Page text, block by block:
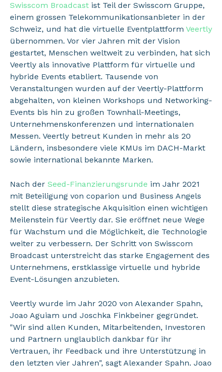
Swisscom Broadcast ist Teil der Swisscom Gruppe,
einem grossen Telekommunikationsanbieter in der
Schweiz, und hat die virtuelle Eventplattform Veertly
übernommen. Vor vier Jahren mit der Vision
gestartet, Menschen weltweit zu verbinden, hat sich
Veertly als innovative Plattform für virtuelle und
hybride Events etabliert. Tausende von
Veranstaltungen wurden auf der Veertly-Plattform
abgehalten, von kleinen Workshops und Networking-
Events bis hin zu großen Townhall-Meetings,
Unternehmenskonferenzen und internationalen
Messen. Veertly betreut Kunden in mehr als 20
Ländern, insbesondere viele KMUs im DACH-Markt
sowie international bekannte Marken.
Nach der Seed-Finanzierungsrunde im Jahr 2021
mit Beteiligung von coparion und Business Angels
stellt diese strategische Akquisition einen wichtigen
Meilenstein für Veertly dar. Sie eröffnet neue Wege
für Wachstum und die Möglichkeit, die Technologie
weiter zu verbessern. Der Schritt von Swisscom
Broadcast unterstreicht das starke Engagement des
Unternehmens, erstklassige virtuelle und hybride
Event-Lösungen anzubieten.
Veertly wurde im Jahr 2020 von Alexander Spahn,
Joao Aguiam und Joschka Finkbeiner gegründet.
"Wir sind allen Kunden, Mitarbeitenden, Investoren
und Partnern unglaublich dankbar für ihr
Vertrauen, ihr Feedback und ihre Unterstützung in
den letzten vier Jahren", sagt Alexander Spahn. Joao